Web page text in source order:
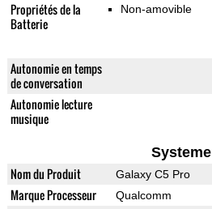
Propriétés de la
Batterie
Non-amovible
Autonomie en temps
de conversation
Autonomie lecture
musique
Systeme
Nom du Produit Galaxy C5 Pro
Marque Processeur Qualcomm